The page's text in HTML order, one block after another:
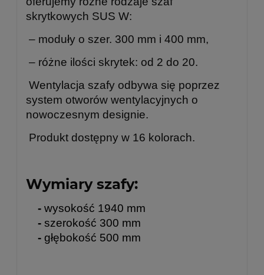
skrytkowych SUS W:
– moduły o szer. 300 mm i 400 mm,
– różne ilości skrytek: od 2 do 20.
Wentylacja szafy odbywa się poprzez
system otworów wentylacyjnych o
nowoczesnym designie.
Produkt dostępny w 16 kolorach.
Wymiary szafy:
- wysokość 1940 mm
- szerokość 300 mm
- głębokość 500 mm